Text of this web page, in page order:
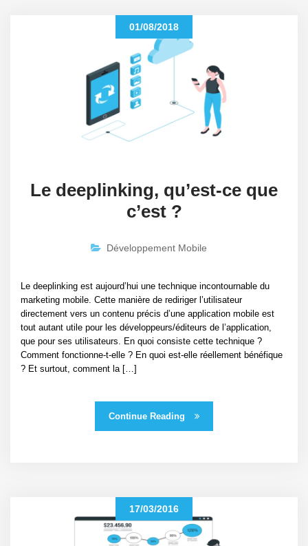
01/08/2018
Le deeplinking, qu’est-ce que
c’est ?
Développement Mobile
Le deeplinking est aujourd’hui une technique incontournable du
marketing mobile. Cette manière de rediriger l’utilisateur
directement vers un contenu précis d’une application mobile est
tout autant utile pour les développeurs/éditeurs de l’application,
que pour ses utilisateurs. En quoi consiste cette technique ?
Comment fonctionne-t-elle ? En quoi est-elle réellement bénéfique
? Et surtout, comment la […]
Continue Reading
17/03/2016